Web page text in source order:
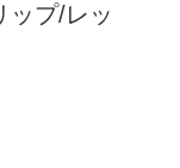
舗情報・店舗一覧
ップ/レッ